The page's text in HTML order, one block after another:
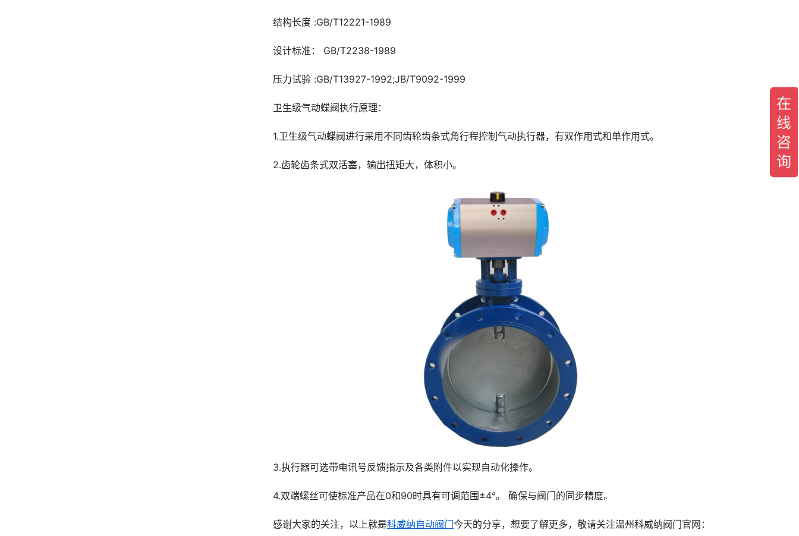
结构长度 :GB/T12221-1989
设计标准： GB/T2238-1989
压力试验 :GB/T13927-1992;JB/T9092-1999
卫生级气动蝶阀执行原理：
1.卫生级气动蝶阀进行采用不同齿轮齿条式角行程控制气动执行器，有双作用式和单作用式。
2.齿轮齿条式双活塞，输出扭矩大，体积小。
3.执行器可选带电讯号反馈指示及各类附件以实现自动化操作。
4.双端螺丝可使标准产品在0和90时具有可调范围±4°。 确保与阀门的同步精度。
感谢大家的关注，以上就是科威纳自动阀门今天的分享，想要了解更多，敬请关注温州科威纳阀门官网：